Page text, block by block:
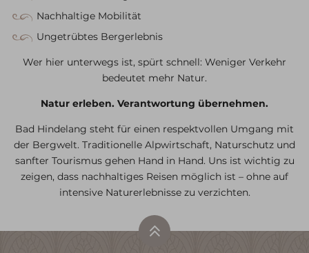
Nachhaltige Mobilität
Ungetrübtes Bergerlebnis
Wer hier unterwegs ist, spürt schnell: Weniger Verkehr
bedeutet mehr Natur.
Natur erleben. Verantwortung übernehmen.
Bad Hindelang steht für einen respektvollen Umgang mit
der Bergwelt. Traditionelle Alpwirtschaft, Naturschutz und
sanfter Tourismus gehen Hand in Hand. Uns ist wichtig zu
zeigen, dass nachhaltiges Reisen möglich ist – ohne auf
intensive Naturerlebnisse zu verzichten.